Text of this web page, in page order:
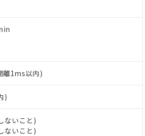
離1ms以内)
)
ないこと)
ないこと)
報の共同利用に関して"
の「1.共同利用
ことができます。
書
るもので、過去に遡って非含有を証明す
４物質の対応では、対応完了までの期間
しておりました。